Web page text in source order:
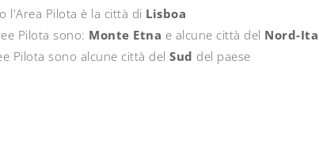
l'Area Pilota è la città di Lisboa
Pilota sono: Monte Etna e alcune città del Nord-
Pilota sono alcune città delSud del paese